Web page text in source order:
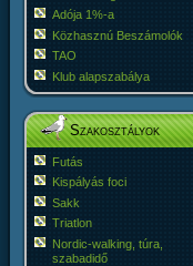
Adója 1%-a
Közhasznú Beszámolók
TAO
Klub alapszabálya
Szakosztályok
Futás
Kispályás foci
Sakk
Triatlon
Nordic-walking, túra,
szabadidő